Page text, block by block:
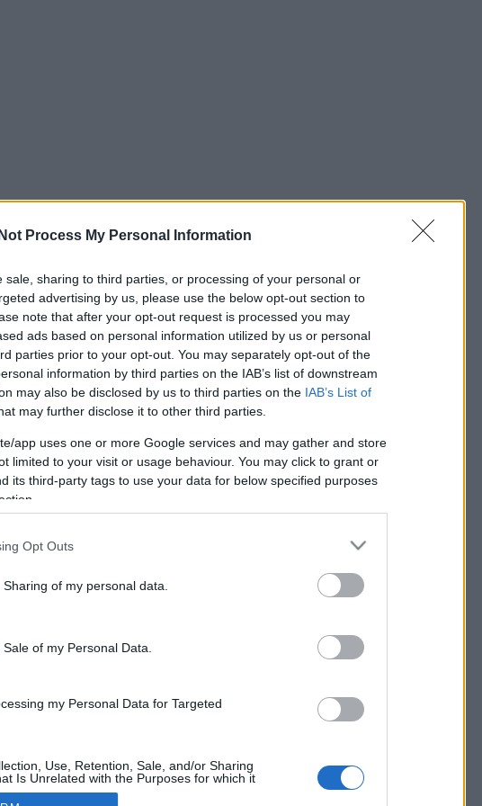
Process My Personal Information
sale, sharing to third parties, or processing of your personal or
advertising by us, please use the below opt-out section to
note that after your opt-out request is processed you may
ads based on personal information utilized by us or personal
parties prior to your opt-out. You may separately opt-out of the
information by third parties on the IAB’s list of downstream
may also be disclosed by us to third parties on the IAB’s List of
may further disclose it to other third parties.
app uses one or more Google services and may gather and store
limited to your visit or usage behaviour. You may click to grant or
its third-party tags to use your data for below specified purposes
Opt Outs
of my personal data.
of my Personal Data.
my Personal Data for Targeted
Use, Retention, Sale, and/or Sharing
Is Unrelated with the Purposes for which it